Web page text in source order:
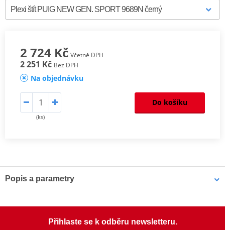
2 724 Kč Včetně DPH
2 251 Kč Bez DPH
Na objednávku
(ks)
Do košíku
Popis a parametry
PDF Aerodynamic test
Mounting instruction
Přihlaste se k odběru newsletteru.